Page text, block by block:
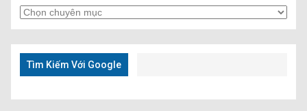
Tìm
Kiếm
Nhanh
Tìm Kiếm Với Google